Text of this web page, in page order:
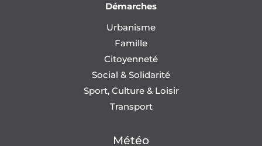
Démarches
Urbanisme
Famille
Citoyenneté
Social & Solidarité
Sport, Culture & Loisir
Transport
Météo